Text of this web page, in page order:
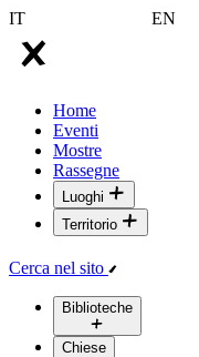
IT EN
Home
Eventi
Mostre
Rassegne
Luoghi
Territorio
Cerca nel sito
Biblioteche
Chiese